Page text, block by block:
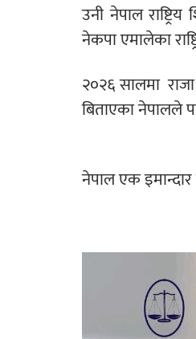
उनी नेपाल
नेकपा एमालेका
२०२६ सालमा
बिताएका नेपालले
नेपाल एक